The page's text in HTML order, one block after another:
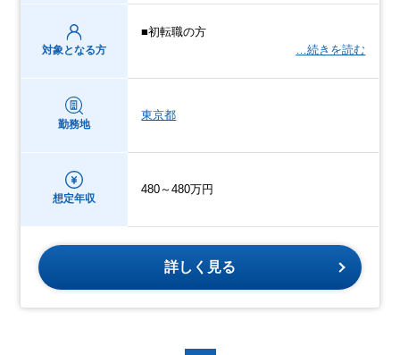
対象となる方
■初転職の方
…続きを読む
勤務地
東京都
想定年収
480～480万円
詳しく見る